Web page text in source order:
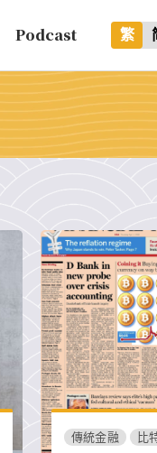
Podcast 繁
傳統金融 比